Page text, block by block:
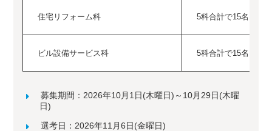
住宅リフォーム科 5科合計で15名
ビル設備サービス科 5科合計で15名
募集期間：2026年10月1日(木曜日)～10月29日(木曜
日)
選考日：2026年11月6日(金曜日)